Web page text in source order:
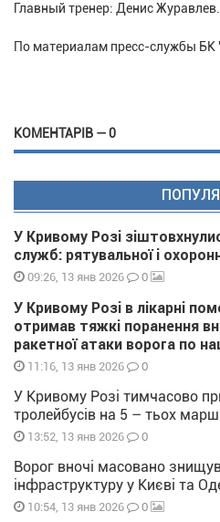
Главный тренер: Денис Журавлев.
По материалам пресс-службы БК
КОМЕНТАРІВ — 0
У Кривому Розі
служб: рятувальної і
09:26, 13 янв 2026 0
У Кривому Розі в лікарні
отримав тяжкі поранення
ракетної атаки ворога по
11:16, 13 янв 2026 0
У Кривому Розі тимчасово
тролейбусів на 5 – тьох
13:52, 13 янв 2026 0
Ворог вночі масовано
інфраструктуру у Києві та
10:54, 13 янв 2026 0